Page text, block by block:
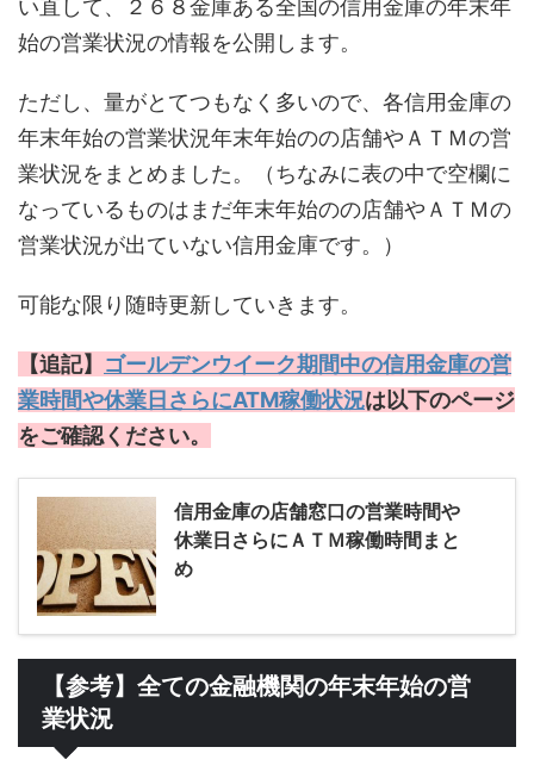
い直して、２６８金庫ある全国の信用金庫の年末年
始の営業状況の情報を公開します。
ただし、量がとてつもなく多いので、各信用金庫の
年末年始の営業状況年末年始のの店舗やＡＴＭの営
業状況をまとめました。（ちなみに表の中で空欄に
なっているものはまだ年末年始のの店舗やＡＴＭの
営業状況が出ていない信用金庫です。）
可能な限り随時更新していきます。
【追記】 ゴールデンウイーク期間中の信用金庫の営
業時間や休業日さらにATM稼働状況は以下のページ
をご確認ください。
信用金庫の店舗窓口の営業時間や
休業日さらにＡＴＭ稼働時間まと
め
【参考】全ての金融機関の年末年始の営
業状況